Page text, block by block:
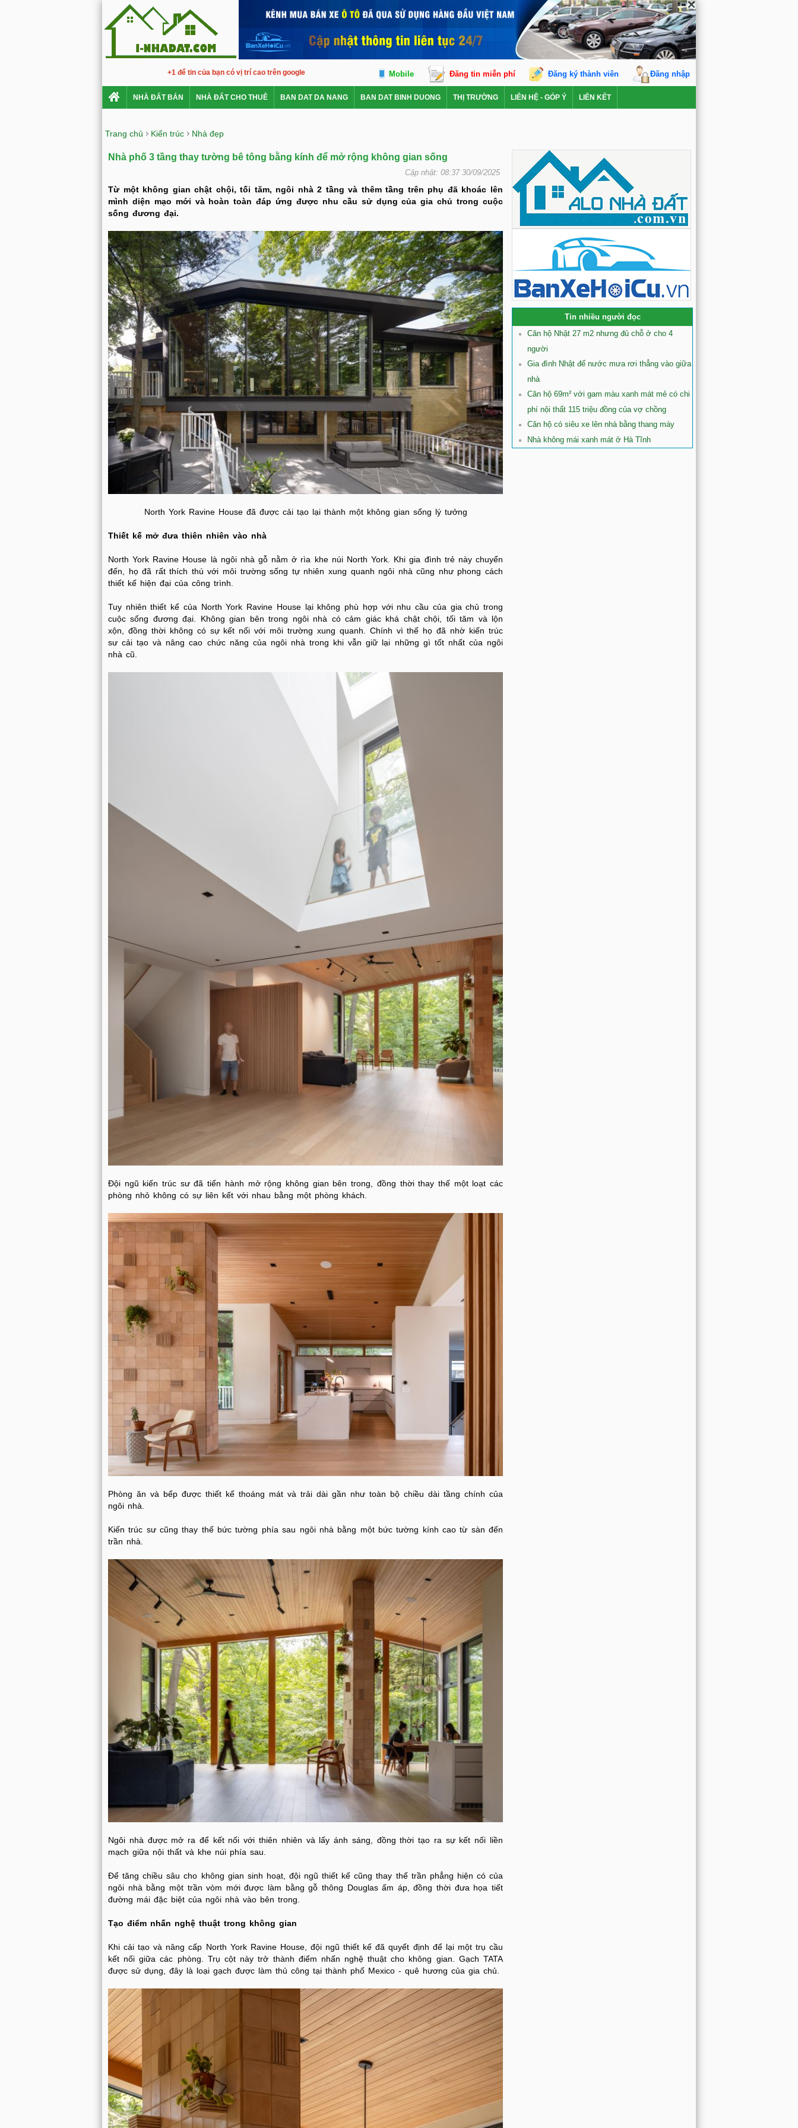
+1 để tin của bạn có vị trí cao trên google Mobile Đăng tin miễn phí Đăng ký thành viên Đăng nhập
NHÀ ĐẤT BÁN NHÀ ĐẤT CHO THUÊ BAN DAT DA NANG BAN DAT BINH DUONG THỊ TRƯỜNG LIÊN HỆ - GÓP Ý LIÊN KẾT
Trang chủ Kiến trúc Nhà đẹp
Nhà phố 3 tầng thay tường bê tông bằng kính để mở rộng không gian sống
Cập nhật: 08:37 30/09/2025
Từ một không gian chật chội, tối tăm, ngôi nhà 2 tầng và thêm tầng trên phụ đã khoác lên
mình diện mạo mới và hoàn toàn đáp ứng được nhu cầu sử dụng của gia chủ trong cuộc
sống đương đại.
North York Ravine House đã được cải tạo lại thành một không gian sống lý tưởng
Thiết kế mở đưa thiên nhiên vào nhà
North York Ravine House là ngôi nhà gỗ nằm ở rìa khe núi North York. Khi gia đình trẻ này chuyển
đến, họ đã rất thích thú với môi trường sống tự nhiên xung quanh ngôi nhà cũng như phong cách
thiết kế hiện đại của công trình.
Tuy nhiên thiết kế của North York Ravine House lại không phù hợp với nhu cầu của gia chủ trong
cuộc sống đương đại. Không gian bên trong ngôi nhà có cảm giác khá chật chội, tối tăm và lộn
xộn, đồng thời không có sự kết nối với môi trường xung quanh. Chính vì thế họ đã nhờ kiến trúc
sư cải tạo và nâng cao chức năng của ngôi nhà trong khi vẫn giữ lại những gì tốt nhất của ngôi
nhà cũ.
Đội ngũ kiến trúc sư đã tiến hành mở rộng không gian bên trong, đồng thời thay thế một loạt các
phòng nhỏ không có sự liên kết với nhau bằng một phòng khách.
Phòng ăn và bếp được thiết kế thoáng mát và trải dài gần như toàn bộ chiều dài tầng chính của
ngôi nhà.
Kiến trúc sư cũng thay thế bức tường phía sau ngôi nhà bằng một bức tường kính cao từ sàn đến
trần nhà.
Ngôi nhà được mở ra để kết nối với thiên nhiên và lấy ánh sáng, đồng thời tạo ra sự kết nối liền
mạch giữa nội thất và khe núi phía sau.
Để tăng chiều sâu cho không gian sinh hoạt, đội ngũ thiết kế cũng thay thế trần phẳng hiện có của
ngôi nhà bằng một trần vòm mới được làm bằng gỗ thông Douglas ấm áp, đồng thời đưa họa tiết
đường mái đặc biệt của ngôi nhà vào bên trong.
Tạo điểm nhấn nghệ thuật trong không gian
Khi cải tạo và nâng cấp North York Ravine House, đội ngũ thiết kế đã quyết định để lại một trụ cầu
kết nối giữa các phòng. Trụ cột này trở thành điểm nhấn nghệ thuật cho không gian. Gạch TATA
được sử dụng, đây là loại gạch được làm thủ công tại thành phố Mexico - quê hương của gia chủ.
Tin nhiều người đọc
Căn hộ Nhật 27 m2 nhưng đủ chỗ ở cho 4
người
Gia đình Nhật để nước mưa rơi thẳng vào giữa
nhà
Căn hộ 69m² với gam màu xanh mát mẻ có chi
phí nội thất 115 triệu đồng của vợ chồng
Căn hộ có siêu xe lên nhà bằng thang máy
Nhà không mái xanh mát ở Hà Tĩnh